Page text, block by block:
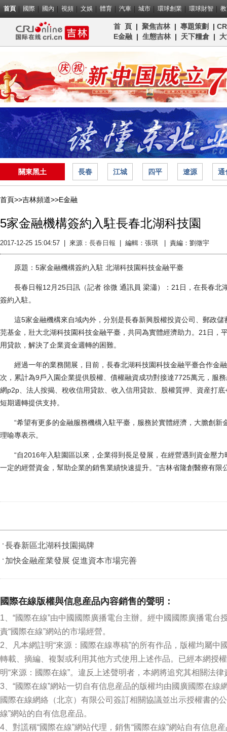
首頁 國際 國內 視頻 文娛 體育 汽車 城市 環球創業 環球財智
首 頁 | 聚焦吉林| 專題策劃 |
E金融 | 生態吉林| 天下糧倉 |
關東黑土 長春 江城 四平 遼源 通
首頁>>吉林頻道>>E金融
5家金融機構簽約入駐長春北湖科技園
2017-12-25 15:04:57 來源： 長春日報 編輯：張琪 | 責編：劉徵宇
原題：5家金融機構簽約入駐 北湖科技園科技金融平臺
長春日報12月25日訊（記者 徐微 通訊員 梁瀟）：21日，在長春北
簽約入駐。
這5家金融機構來自域內外，分別是長春新興股權投資公司、郵政儲
芫基金，壯大北湖科技園科技金融平臺，共同為實體經濟助力。21日
用貸款，解決了企業資金週轉的困難。
經過一年的業務開展，目前，長春北湖科技園科技金融平臺合作金
次，累計為9戶入園企業提供股權、債權融資成功對接達7725萬元，服
網p2p、法人按揭、稅收信用貸款、收入信用貸款、股權質押、資産打
短期週轉提供支持。
“希望有更多的金融服務機構入駐平臺，服務於實體經濟，大膽創新
理喻專表示。
“自2016年入駐園區以來，企業得到長足發展，在經營遇到資金壓力
一定的經營資金，幫助企業的銷售業績快速提升。”吉林省隆創醫療有限
長春新區北湖科技園揭牌
加快金融産業發展 促進資本市場完善
國際在線版權與信息産品內容銷售的聲明：
1、“國際在線”由中國國際廣播電台主辦。經中國國際廣播電
責“國際在線”網站的市場經營。
2、凡本網註明“來源：國際在線專稿”的所有作品，版權均屬
轉載、摘編、複製或利用其他方式使用上述作品。已經本網授
明“來源：國際在線”。違反上述聲明者，本網將追究其相關法律
3、“國際在線”網站一切自有信息産品的版權均由國廣國際在
國際在線網絡（北京）有限公司簽訂相關協議並出示授權書的
線”網站的自有信息産品。
4、對謊稱“國際在線”網站代理，銷售“國際在線”網站自有信息